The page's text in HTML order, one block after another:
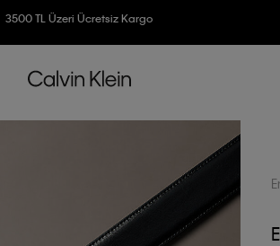
3500 TL Üzeri Ücretsiz Kargo